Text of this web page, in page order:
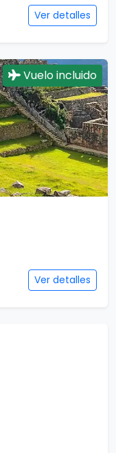
Ver detalles
Vuelo incluido
Ver detalles